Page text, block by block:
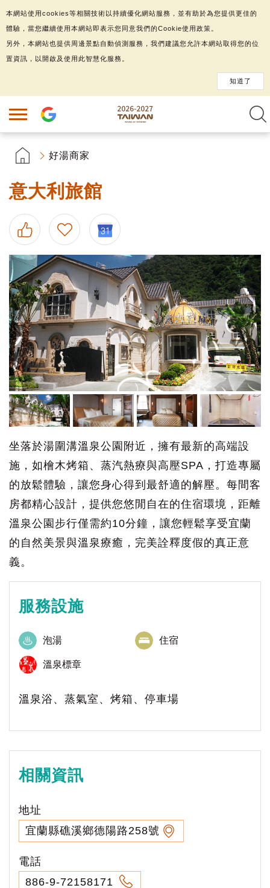
好湯商家
意大利旅館
坐落於湯圍溝溫泉公園附近，擁有最新的高端設
施，如檜木烤箱、蒸汽熱療與高壓SPA，打造專屬
的放鬆體驗，讓您身心得到最舒適的解壓。每間客
房都精心設計，提供您悠閒自在的住宿環境，距離
溫泉公園步行僅需約10分鐘，讓您輕鬆享受宜蘭
的自然美景與溫泉療癒，完美詮釋度假的真正意
義。
服務設施
泡湯 住宿
溫泉標章
溫泉浴、蒸氣室、烤箱、停車場
相關資訊
地址
宜蘭縣礁溪鄉德陽路258號
電話
886-9-72158171
本網站使用cookies等相關技術以持續優化網站服務，並有助於為您提供更佳的
體驗，當您繼續使用本網站即表示您同意我們的Cookie使用政策。
另外，本網站也提供周邊景點自動偵測服務，我們建議您允許本網站取得您的位
置資訊，以開啟及使用此智慧化服務。
知道了